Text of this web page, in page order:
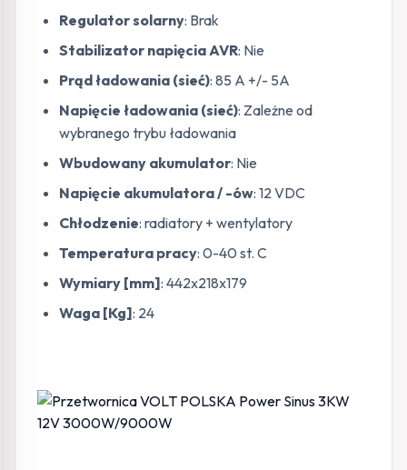
Regulator solarny: Brak
Stabilizator napięcia AVR: Nie
Prąd ładowania (sieć): 85 A +/- 5A
Napięcie ładowania (sieć): Zależne od
wybranego trybu ładowania
Wbudowany akumulator: Nie
Napięcie akumulatora / -ów: 12 VDC
Chłodzenie: radiatory + wentylatory
Temperatura pracy: 0-40 st. C
Wymiary [mm]: 442x218x179
Waga [Kg]: 24